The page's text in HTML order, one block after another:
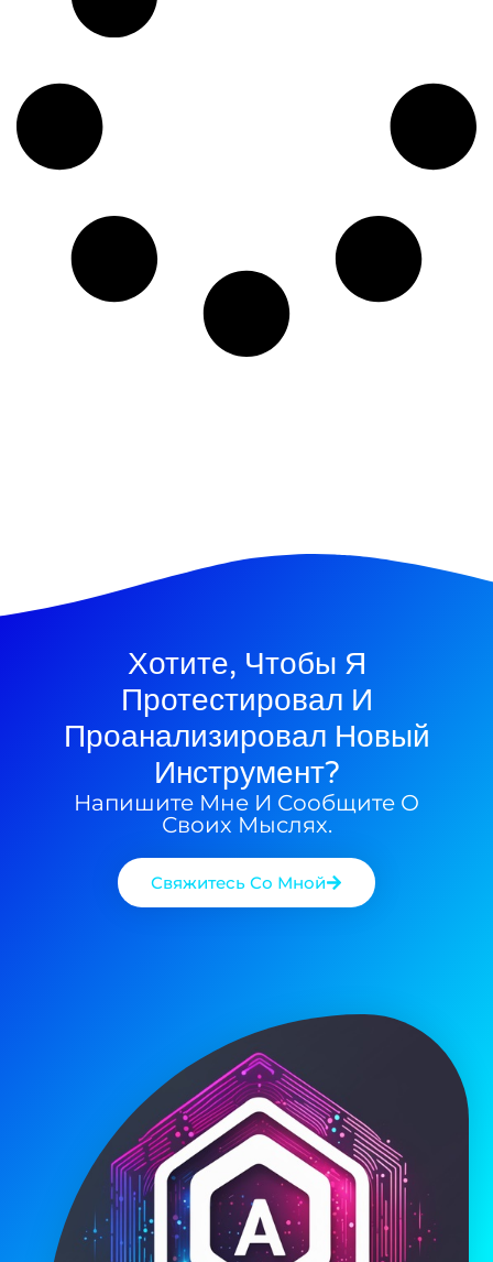
Хотите, Чтобы Я
Протестировал И
Проанализировал Новый
Инструмент?
Напишите Мне И Сообщите О
Своих Мыслях.
Свяжитесь Со Мной